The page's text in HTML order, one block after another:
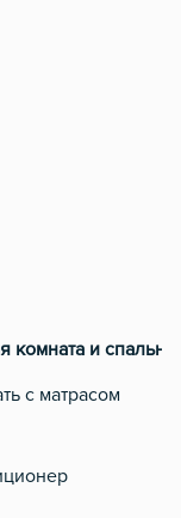
комната и спальня
с матрасом